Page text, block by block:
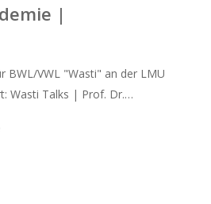
|
BWL/VWL "Wasti" an der LMU
Wasti Talks | Prof. Dr.…